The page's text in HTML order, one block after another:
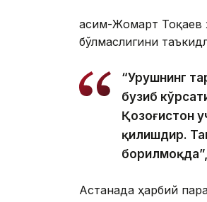
Қасим-Жомарт Тоқаев
бўлмаслигини
“Урушнинг
бузиб
Қозоғистон
қилишдир.
Астанада ҳарбий